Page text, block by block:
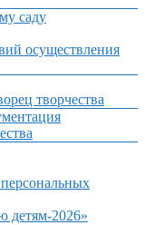
саду
осуществления
творчества
детям-2026»